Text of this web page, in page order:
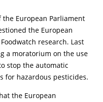
European Parliament
the European
research. Last
a moratorium on the use
stop the automatic
for hazardous pesticides.
the European